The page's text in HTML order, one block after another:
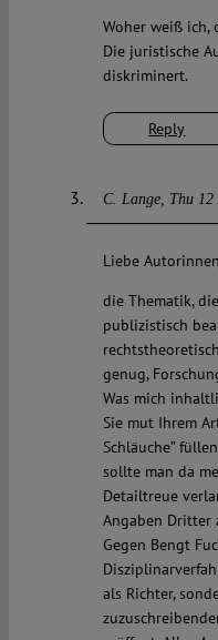
Reply
Woher weiß ich,
Die juristische
diskriminert.
C. Lange Thu 12
Liebe
die Thematik,
publizistisch
genug,
Was mich
Sie mut Ihrem
Schläuche”
sollte man da
Detailtreue
Angaben Dritter
Gegen Bengt
als Richter,